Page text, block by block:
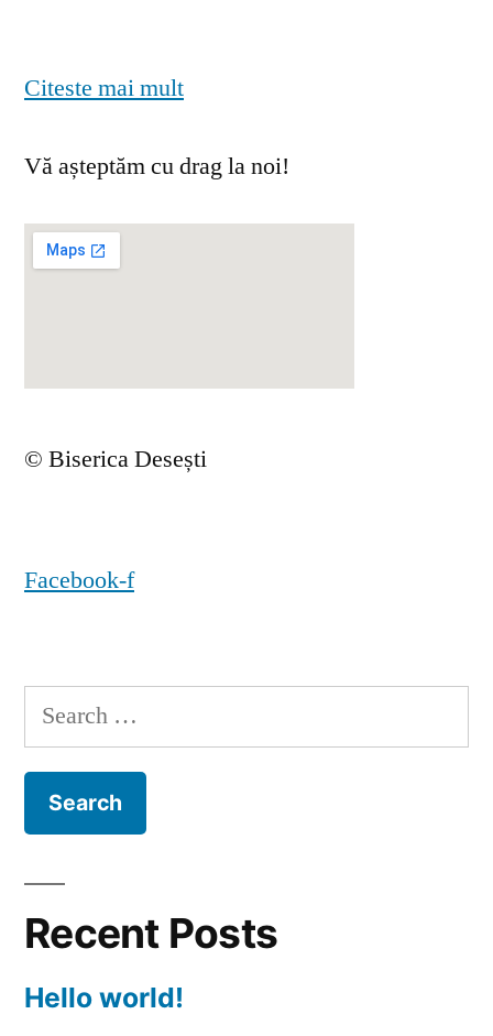
Citeste mai mult
Vă așteptăm cu drag la noi!
© Biserica Desești
Facebook-f
Search
for:
Recent Posts
Hello world!